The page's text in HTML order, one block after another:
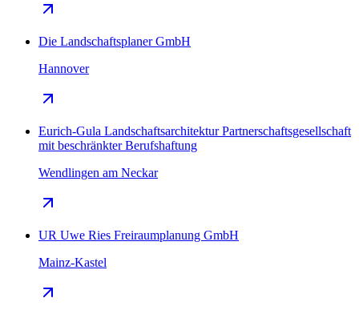
Die Landschaftsplaner GmbH
Hannover
Eurich-Gula Landschaftsarchitektur Partnerschaftsgesellschaft
mit beschränkter Berufshaftung
Wendlingen am Neckar
UR Uwe Ries Freiraumplanung GmbH
Mainz-Kastel